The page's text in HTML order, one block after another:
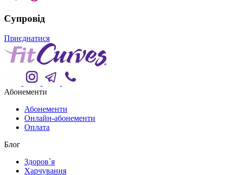
Супровід
Приєднатися
Абонементи
Абонементи
Онлайн-абонементи
Оплата
Блог
Здоров`я
Харчування